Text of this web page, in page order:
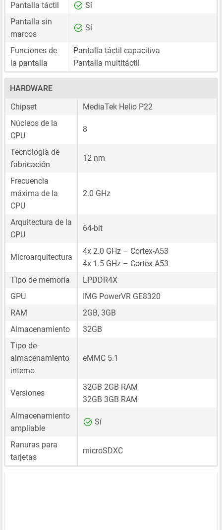
Pantalla táctil
Sí
Pantalla sin
marcos
Sí
Funciones de
la pantalla
Pantalla táctil capacitiva
Pantalla multitáctil
HARDWARE
Chipset
MediaTek Helio P22
Núcleos de la
CPU
8
Tecnología de
fabricación
12 nm
Frecuencia
máxima de la
CPU
2.0 GHz
Arquitectura de la
CPU
64-bit
Microarquitectura
4x 2.0 GHz – Cortex-A53
4x 1.5 GHz – Cortex-A53
Tipo de memoria
LPDDR4X
GPU
IMG PowerVR GE8320
RAM
2GB, 3GB
Almacenamiento
32GB
Tipo de
almacenamiento
interno
eMMC 5.1
Versiones
32GB 2GB RAM
32GB 3GB RAM
Almacenamiento
ampliable
Sí
Ranuras para
tarjetas
microSDXC